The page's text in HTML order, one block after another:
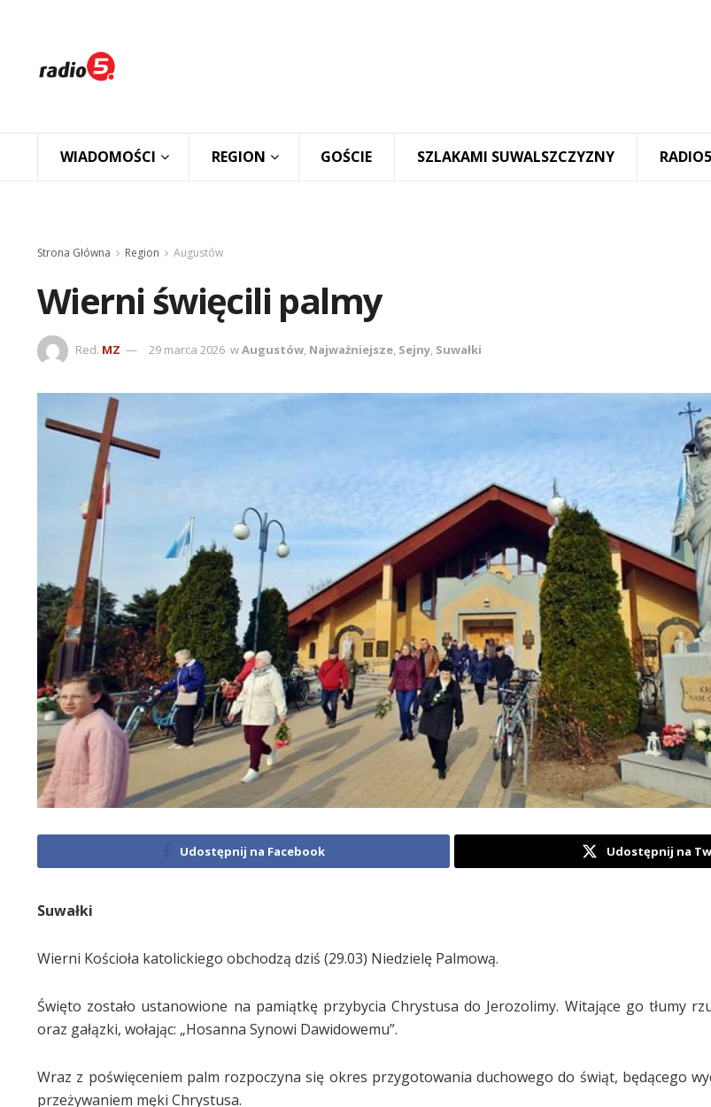
WIADOMOŚCI REGION GOŚCIE SZLAKAMI SUWALSZCZYZNY
Strona Główna Region Augustów
Wierni święcili palmy
Red. MZ 29 marca 2026 wAugustów, Najważniejsze, Sejny, Suwałki
Udostępnij na Facebook Udostępnij na
Suwałki
Wierni Kościoła katolickiego obchodzą dziś (29.03) Niedzielę Palmową.
Święto zostało ustanowione na pamiątkę przybycia Chrystusa do Jerozolimy. Witające go tłumy
oraz gałązki, wołając: „Hosanna Synowi Dawidowemu”.
Wraz z poświęceniem palm rozpoczyna się okres przygotowania duchowego do świąt, będącego
przeżywaniem męki Chrystusa.